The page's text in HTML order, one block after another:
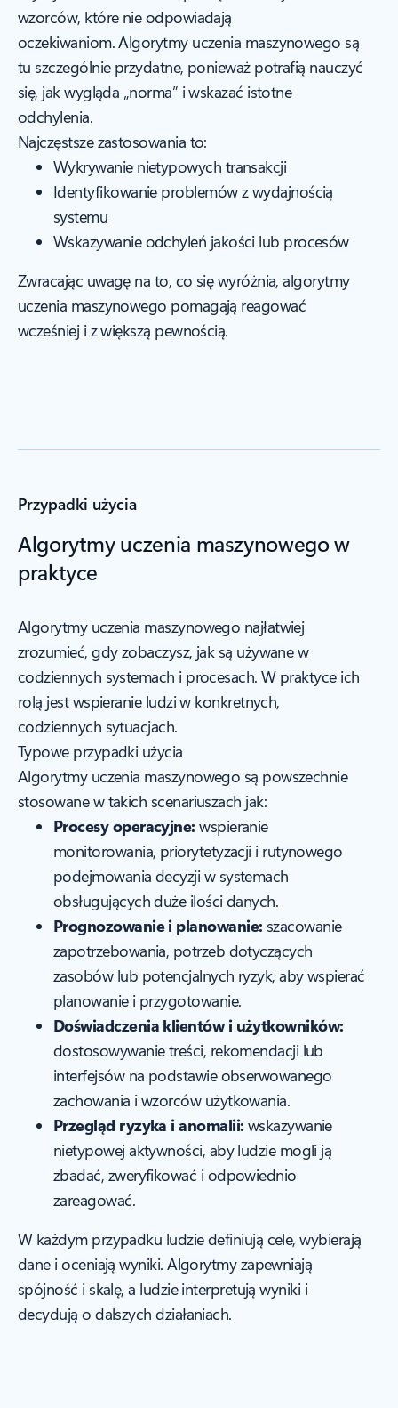
wzorców, które nie odpowiadają
oczekiwaniom. Algorytmy uczenia maszynowego są
tu szczególnie przydatne, ponieważ potrafią nauczyć
się, jak wygląda „norma” i wskazać istotne
odchylenia.
Najczęstsze zastosowania to:
Wykrywanie nietypowych transakcji
Identyfikowanie problemów z wydajnością
systemu
Wskazywanie odchyleń jakości lub procesów
Zwracając uwagę na to, co się wyróżnia, algorytmy
uczenia maszynowego pomagają reagować
wcześniej i z większą pewnością.
Przypadki użycia
Algorytmy uczenia maszynowego w
praktyce
Algorytmy uczenia maszynowego najłatwiej
zrozumieć, gdy zobaczysz, jak są używane w
codziennych systemach i procesach. W praktyce ich
rolą jest wspieranie ludzi w konkretnych,
codziennych sytuacjach.
Typowe przypadki użycia
Algorytmy uczenia maszynowego są powszechnie
stosowane w takich scenariuszach jak:
Procesy operacyjne:wspieranie
monitorowania, priorytetyzacji i rutynowego
podejmowania decyzji w systemach
obsługujących duże ilości danych.
Prognozowanie i planowanie: szacowanie
zapotrzebowania, potrzeb dotyczących
zasobów lub potencjalnych ryzyk, aby wspierać
planowanie i przygotowanie.
Doświadczenia klientów i użytkowników:
dostosowywanie treści, rekomendacji lub
interfejsów na podstawie obserwowanego
zachowania i wzorców użytkowania.
Przegląd ryzyka i anomalii: wskazywanie
nietypowej aktywności, aby ludzie mogli ją
zbadać, zweryfikować i odpowiednio
zareagować.
W każdym przypadku ludzie definiują cele, wybierają
dane i oceniają wyniki. Algorytmy zapewniają
spójność i skalę, a ludzie interpretują wyniki i
decydują o dalszych działaniach.